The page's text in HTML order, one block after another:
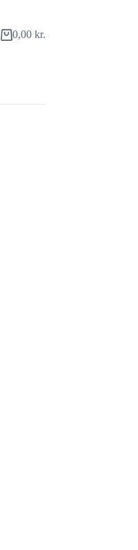
Indkøbskurv
0,00 kr.